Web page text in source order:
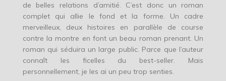
de belles relations d’amitié. C’est donc un roman
complet qui allie le fond et la forme. Un cadre
merveilleux, deux histoires en parallèle de course
contre la montre en font un beau roman prenant. Un
roman qui séduira un large public. Parce que l’auteur
connaît les ficelles du best-seller. Mais
personnellement, je les ai un peu trop senties.